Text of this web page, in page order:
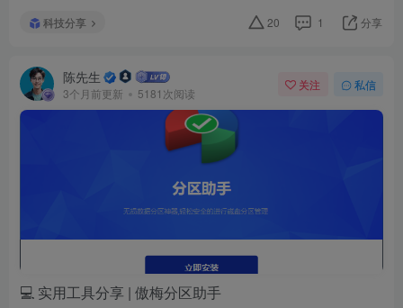
科技分享 20 1 分享
陈先生
3个月前更新 5181次阅读
关注 私信
💻 实用工具分享 | 傲梅分区助手